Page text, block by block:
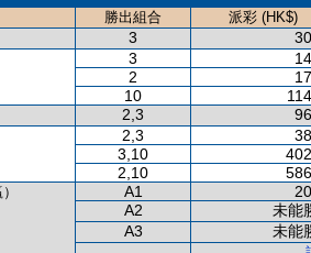
勝出組合
派彩 (HK$)
3
3
2
10
2,3
2,3
3,10
2,10
A1
A2
未能
A3
未能